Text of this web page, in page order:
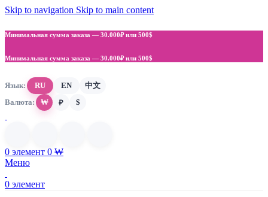
Skip to navigation Skip to main content
Минимальная сумма заказа — 30.000₽ или 500$
Минимальная сумма заказа — 30.000₽ или 500$
Язык: RU EN
中文
Валюта:
₩ ₽ $
0 элемент 0 ₩
Меню
0 элемент